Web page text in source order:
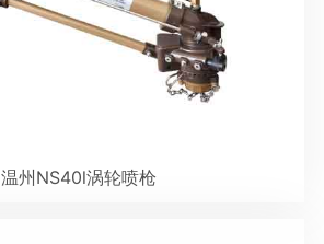
温州NS40l涡轮喷枪